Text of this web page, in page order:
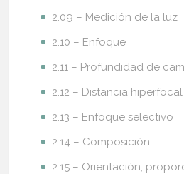
2.09 – Medición de la luz
2.10 – Enfoque
2.11 – Profundidad de
2.12 – Distancia hiperfocal
2.13 – Enfoque selectivo
2.14 – Composición
2.15 – Orientación,